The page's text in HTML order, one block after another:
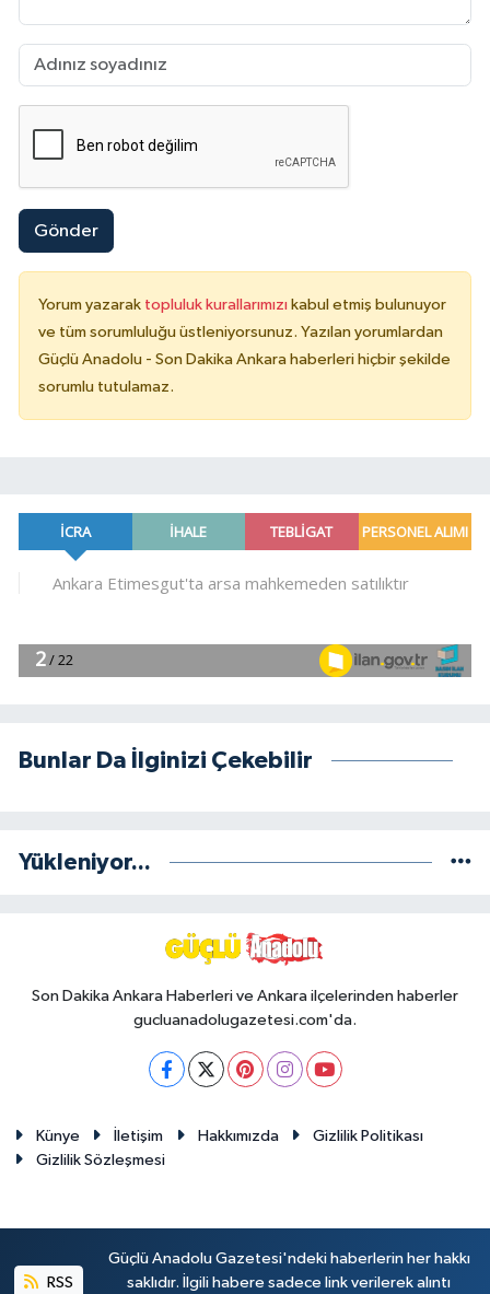
Gönder
Yorum yazarak topluluk kurallarımızı kabul etmiş bulunuyor
ve tüm sorumluluğu üstleniyorsunuz. Yazılan yorumlardan
Güçlü Anadolu - Son Dakika Ankara haberleri hiçbir şekilde
sorumlu tutulamaz.
Bunlar Da İlginizi Çekebilir
Yükleniyor...
Son Dakika Ankara Haberleri ve Ankara ilçelerinden haberler
gucluanadolugazetesi.com'da.
Künye İletişim Hakkımızda
Gizlilik Politikası
Gizlilik Sözleşmesi
RSS
Güçlü Anadolu Gazetesi'ndeki haberlerin her hakkı
saklıdır. İlgili habere sadece link verilerek alıntı